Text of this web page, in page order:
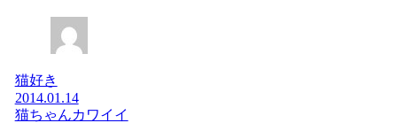
猫好き
2014.01.14
猫ちゃんカワイイ